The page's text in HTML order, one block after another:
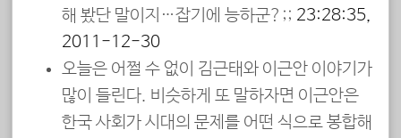
해 봤단 말이지…잡기에 능하군?;; 23:28:35,
2011-12-30
오늘은 어쩔 수 없이 김근태와 이근안 이야기가
많이 들린다. 비슷하게 또 말하자면 이근안은
한국 사회가 시대의 문제를 어떤 식으로 봉합해